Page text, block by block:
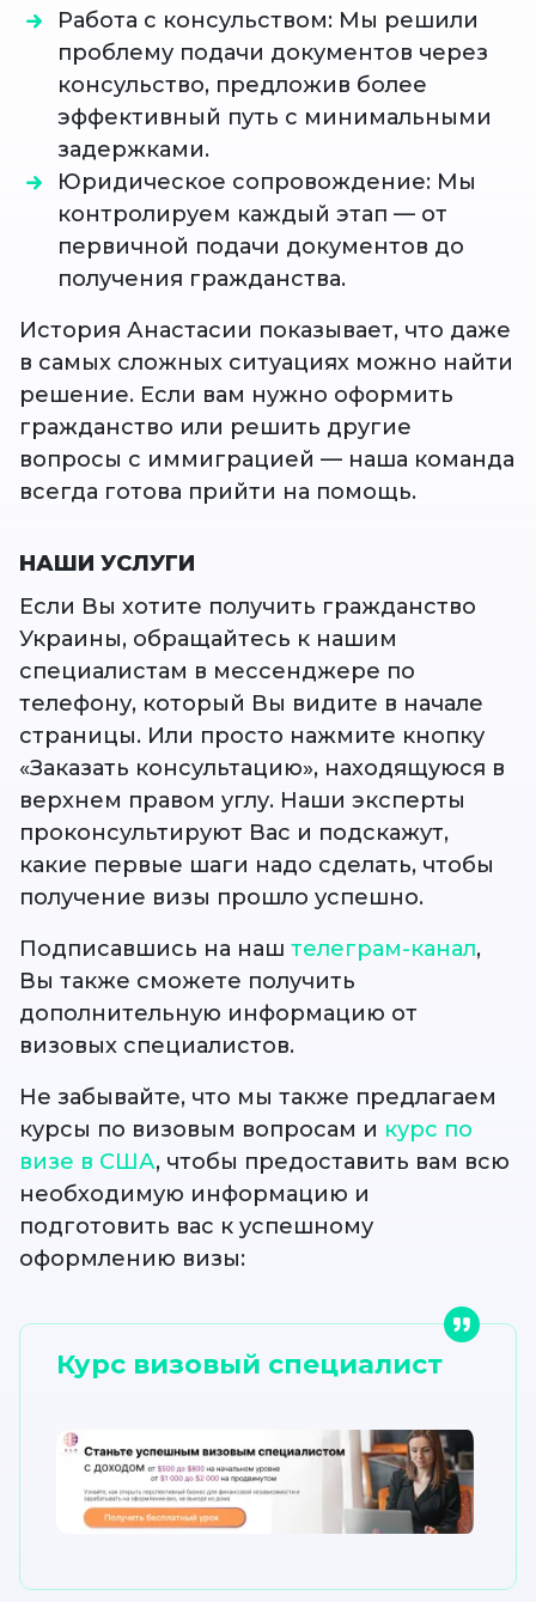
Работа с консульством: Мы решили
проблему подачи документов через
консульство, предложив более
эффективный путь с минимальными
задержками.
Юридическое сопровождение: Мы
контролируем каждый этап — от
первичной подачи документов до
получения гражданства.
История Анастасии показывает, что даже
в самых сложных ситуациях можно найти
решение. Если вам нужно оформить
гражданство или решить другие
вопросы с иммиграцией — наша команда
всегда готова прийти на помощь.
НАШИ УСЛУГИ
Если Вы хотите получить гражданство
Украины, обращайтесь к нашим
специалистам в мессенджере по
телефону, который Вы видите в начале
страницы. Или просто нажмите кнопку
«Заказать консультацию», находящуюся в
верхнем правом углу. Наши эксперты
проконсультируют Вас и подскажут,
какие первые шаги надо сделать, чтобы
получение визы прошло успешно.
Подписавшись на наш телеграм-канал,
Вы также сможете получить
дополнительную информацию от
визовых специалистов.
Не забывайте, что мы также предлагаем
курсы по визовым вопросам и курс по
визе в США, чтобы предоставить вам всю
необходимую информацию и
подготовить вас к успешному
оформлению визы:
Курс визовый специалист